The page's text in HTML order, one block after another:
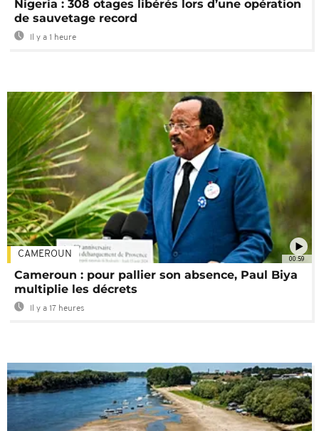
Nigeria : 308 otages libérés lors d’une opération
de sauvetage record
Il y a 1 heure
00:59
CAMEROUN
Cameroun : pour pallier son absence, Paul Biya
multiplie les décrets
Il y a 17 heures